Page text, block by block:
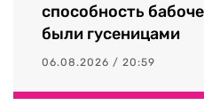
способность
были гусеницами
06.08.2026 / 20:59